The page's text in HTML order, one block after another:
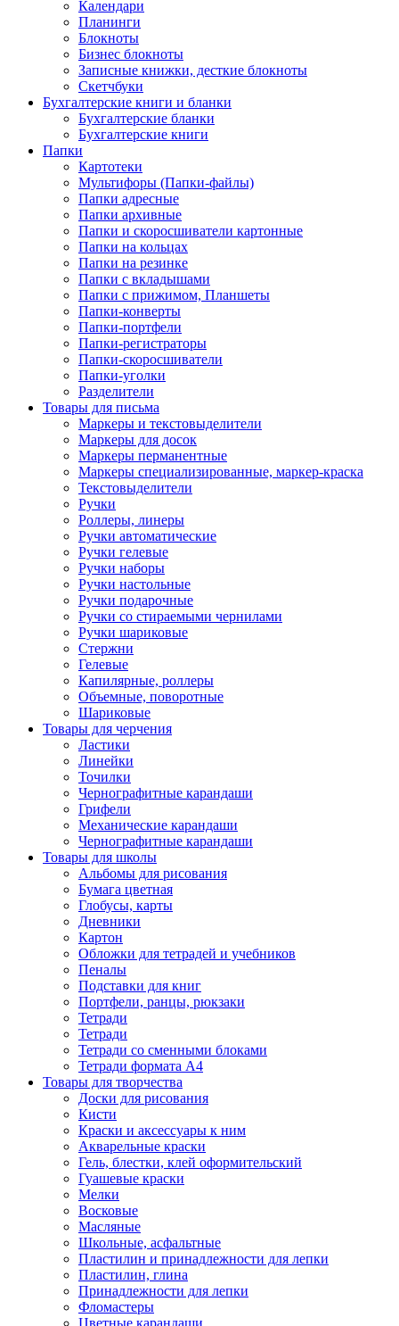
Календари
Планинги
Блокноты
Бизнес блокноты
Записные книжки, десткие блокноты
Скетчбуки
Бухгалтерские книги и бланки
Бухгалтерские бланки
Бухгалтерские книги
Папки
Картотеки
Мультифоры (Папки-файлы)
Папки адресные
Папки архивные
Папки и скоросшиватели картонные
Папки на кольцах
Папки на резинке
Папки с вкладышами
Папки с прижимом, Планшеты
Папки-конверты
Папки-портфели
Папки-регистраторы
Папки-скоросшиватели
Папки-уголки
Разделители
Товары для письма
Маркеры и текстовыделители
Маркеры для досок
Маркеры перманентные
Маркеры специализированные, маркер-краска
Текстовыделители
Ручки
Роллеры, линеры
Ручки автоматические
Ручки гелевые
Ручки наборы
Ручки настольные
Ручки подарочные
Ручки со стираемыми чернилами
Ручки шариковые
Стержни
Гелевые
Капилярные, роллеры
Объемные, поворотные
Шариковые
Товары для черчения
Ластики
Линейки
Точилки
Чернографитные карандаши
Грифели
Механические карандаши
Чернографитные карандаши
Товары для школы
Альбомы для рисования
Бумага цветная
Глобусы, карты
Дневники
Картон
Обложки для тетрадей и учебников
Пеналы
Подставки для книг
Портфели, ранцы, рюкзаки
Тетради
Тетради
Тетради со сменными блоками
Тетради формата А4
Товары для творчества
Доски для рисования
Кисти
Краски и аксессуары к ним
Акварельные краски
Гель, блестки, клей оформительский
Гуашевые краски
Мелки
Восковые
Масляные
Школьные, асфальтные
Пластилин и принадлежности для лепки
Пластилин, глина
Принадлежности для лепки
Фломастеры
Цветные карандаши